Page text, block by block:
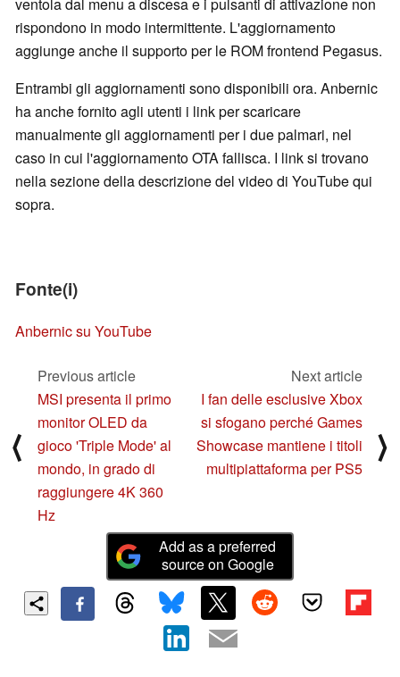
rispondono in modo intermittente. L'aggiornamento
aggiunge anche il supporto per le ROM frontend Pegasus.
Entrambi gli aggiornamenti sono disponibili ora. Anbernic
ha anche fornito agli utenti i link per scaricare
manualmente gli aggiornamenti per i due palmari, nel
caso in cui l'aggiornamento OTA fallisca. I link si trovano
nella sezione della descrizione del video di YouTube qui
sopra.
Fonte(i)
Anbernic su YouTube
⟨
Previous article
MSI presenta il primo
monitor OLED da
gioco 'Triple Mode' al
mondo, in grado di
raggiungere 4K 360
Hz
Next article
I fan delle esclusive Xbox
si sfogano perché Games
Showcase mantiene i titoli
multipiattaforma per PS5
⟩
Add as a preferred
source on Google